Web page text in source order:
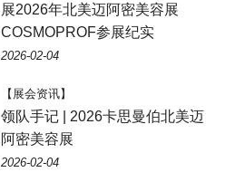
展2026年北美迈阿密美容展
COSMOPROF参展纪实
2026-02-04
【展会资讯】
领队手记 | 2026卡思曼伯北美迈
阿密美容展
2026-02-04